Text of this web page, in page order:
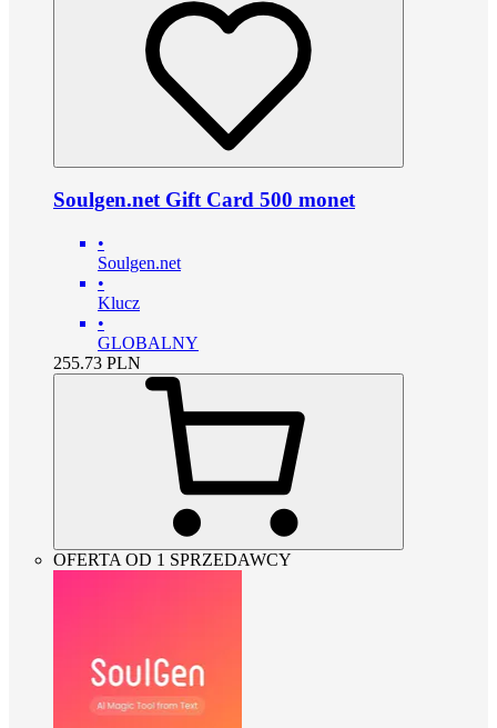
Soulgen.net Gift Card 500 monet
•
Soulgen.net
•
Klucz
•
GLOBALNY
255.73 PLN
OFERTA OD 1 SPRZEDAWCY